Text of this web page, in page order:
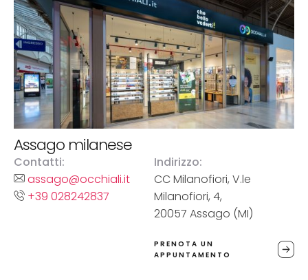
Assago milanese
Indirizzo:
CC Milanofiori, V.le
Milanofiori, 4,
20057 Assago (MI)
PRENOTA UN
APPUNTAMENTO
Contatti:
assago@occhiali.it
+39 028242837